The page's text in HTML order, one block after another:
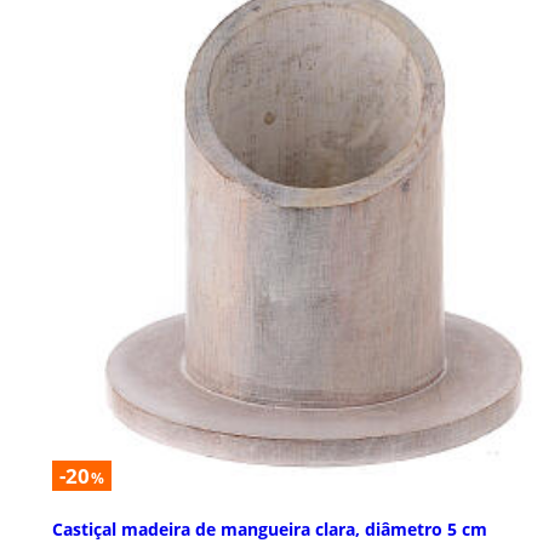
-20%
Castiçal madeira de mangueira clara, diâmetro 5 cm